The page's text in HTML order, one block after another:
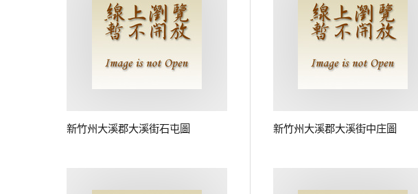
新竹州大溪郡大溪街石屯圖 新竹州大溪郡大溪街中庄圖